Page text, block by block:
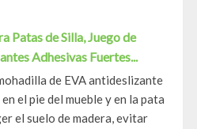
Patas de Silla, Juego de
Adhesivas Fuertes...
de EVA antideslizante
el pie del mueble y en la pata
el suelo de madera, evitar